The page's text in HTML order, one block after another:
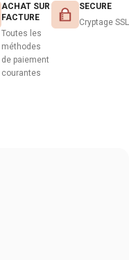
ACHAT SUR
FACTURE
Toutes les
méthodes
de paiement
courantes
SECURE
Cryptage SSL